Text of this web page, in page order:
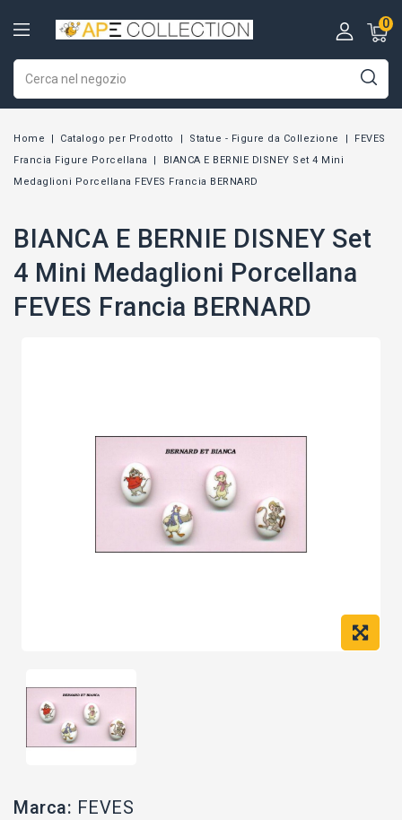
0
Home Catalogo per Prodotto Statue - Figure da Collezione
FEVES
Francia Figure Porcellana
BIANCA E BERNIE DISNEY Set 4 Mini
Medaglioni Porcellana FEVES Francia BERNARD
BIANCA E BERNIE DISNEY Set
4 Mini Medaglioni Porcellana
FEVES Francia BERNARD
Marca: FEVES